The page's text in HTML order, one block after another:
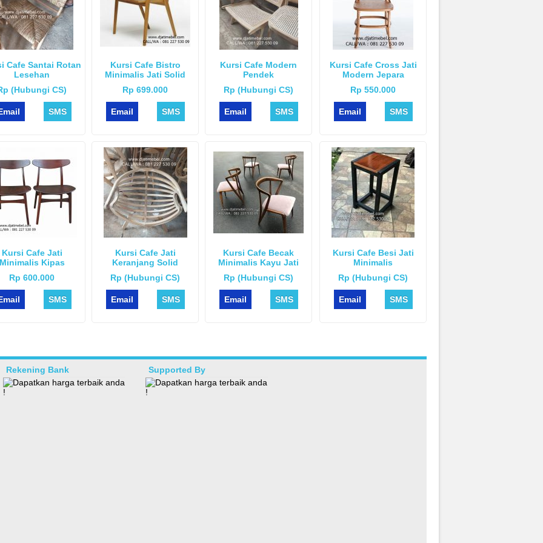
Cafe Santai Rotan
Lesehan
(Hubungi CS)
SMS
Kursi Cafe Bistro
Minimalis Jati Solid
Rp 699.000
Email SMS
Kursi Cafe Modern
Pendek
Rp (Hubungi CS)
Email SMS
Kursi Cafe Cross Jati
Modern Jepara
Rp 550.000
Email SMS
Kursi Cafe Jati
Kipas
Rp 600.000
SMS
Kursi Cafe Jati
Keranjang Solid
Rp (Hubungi CS)
Email SMS
Kursi Cafe Becak
Minimalis Kayu Jati
Rp (Hubungi CS)
Email SMS
Kursi Cafe Besi Jati
Minimalis
Rp (Hubungi CS)
Email SMS
Rekening Bank Supported By